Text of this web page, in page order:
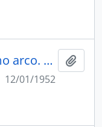
Bloco de fundação do último arco. Margem esquerda do rio
12/01/1952